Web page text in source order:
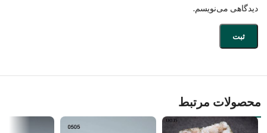
دیدگاهی می‌نویسم.
محصولات مرتبط